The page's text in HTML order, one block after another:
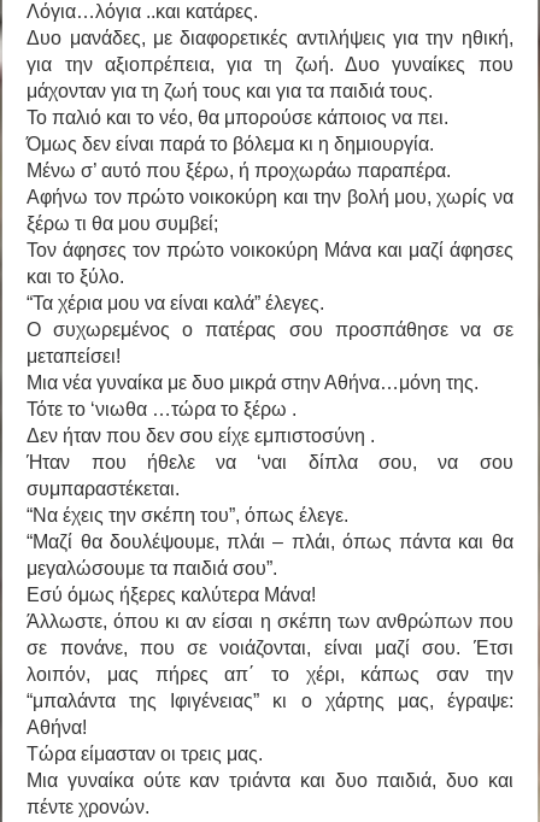
Λόγια…λόγια ..και κατάρες.
Δυο μανάδες, με διαφορετικές αντιλήψεις για την ηθική,
για την αξιοπρέπεια, για τη ζωή. Δυο γυναίκες που
μάχονταν για τη ζωή τους και για τα παιδιά τους.
Το παλιό και το νέο, θα μπορούσε κάποιος να πει.
Όμως δεν είναι παρά το βόλεμα κι η δημιουργία.
Μένω σ’ αυτό που ξέρω, ή προχωράω παραπέρα.
Αφήνω τον πρώτο νοικοκύρη και την βολή μου, χωρίς να
ξέρω τι θα μου συμβεί;
Τον άφησες τον πρώτο νοικοκύρη Μάνα και μαζί άφησες
και το ξύλο.
“Τα χέρια μου να είναι καλά” έλεγες.
Ο συχωρεμένος ο πατέρας σου προσπάθησε να σε
μεταπείσει!
Μια νέα γυναίκα με δυο μικρά στην Αθήνα…μόνη της.
Τότε το ‘νιωθα …τώρα το ξέρω .
Δεν ήταν που δεν σου είχε εμπιστοσύνη .
Ήταν που ήθελε να ‘ναι δίπλα σου, να σου
συμπαραστέκεται.
“Να έχεις την σκέπη του”, όπως έλεγε.
“Μαζί θα δουλέψουμε, πλάι – πλάι, όπως πάντα και θα
μεγαλώσουμε τα παιδιά σου”.
Εσύ όμως ήξερες καλύτερα Μάνα!
Άλλωστε, όπου κι αν είσαι η σκέπη των ανθρώπων που
σε πονάνε, που σε νοιάζονται, είναι μαζί σου. Έτσι
λοιπόν, μας πήρες απ΄ το χέρι, κάπως σαν την
“μπαλάντα της Ιφιγένειας” κι ο χάρτης μας, έγραψε:
Αθήνα!
Τώρα είμασταν οι τρεις μας.
Μια γυναίκα ούτε καν τριάντα και δυο παιδιά, δυο και
πέντε χρονών.